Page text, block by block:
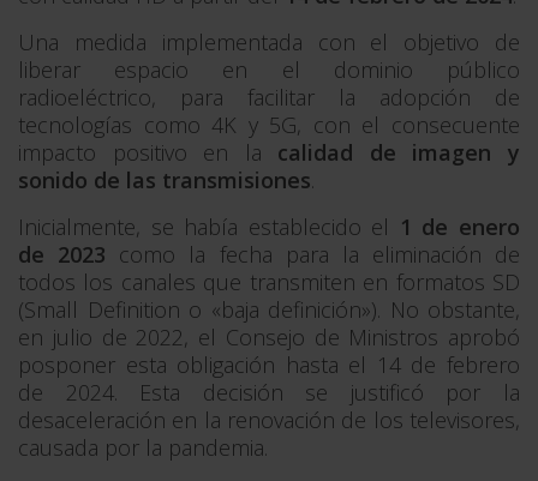
Una medida implementada con el objetivo de
liberar espacio en el dominio público
radioeléctrico, para facilitar la adopción de
tecnologías como 4K y 5G, con el consecuente
impacto positivo en la calidad de imagen y
sonido de las transmisiones.
Inicialmente, se había establecido el 1 de enero
de 2023 como la fecha para la eliminación de
todos los canales que transmiten en formatos SD
(Small Definition o «baja definición»). No obstante,
en julio de 2022, el Consejo de Ministros aprobó
posponer esta obligación hasta el 14 de febrero
de 2024. Esta decisión se justificó por la
desaceleración en la renovación de los televisores,
causada por la pandemia.